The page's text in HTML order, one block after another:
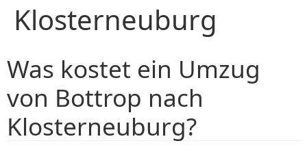
Klosterneuburg
Was kostet ein Umzug
von Bottrop nach
Klosterneuburg?